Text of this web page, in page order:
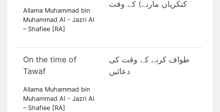
Allama Muhammad bin
Muhammad Al - Jazri Al
– Shafiee [RA]
کنکریاں مارنے) کے وقت
On the time of
Tawaf
Allama Muhammad bin
Muhammad Al - Jazri Al
– Shafiee [RA]
طواف کرنے کے وقت کی
دعائیں